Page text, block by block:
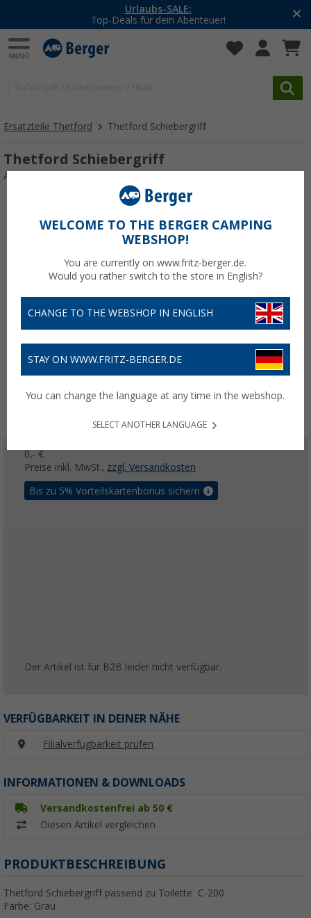
Urlaubs-SALE:
Top-Deals für dein Abenteuer!
Ersatzteile Thetford Thetford Schiebergriff
Thetford Schiebergriff
Art.-Nr.: Schiebergrifflichtgrau183013
0,- €
Preise inkl. MwSt., zzgl. Versandkosten
Bis zu 5% Vorteilskartenbonus sichern
Der Artikel ist für B2B leider nicht verfügbar.
VERFÜGBARKEIT IN DEINER NÄHE
Filialverfügbarkeit prüfen
INFORMATIONEN & DOWNLOADS
Versandkostenfrei ab 50 €
Diesen Artikel vergleichen
PRODUKTBESCHREIBUNG
Thetford Schiebergriff passend zu Toilette C-200
Farbe: Grau
WELCOME TO THE BERGER CAMPING
WEBSHOP!
You are currently on www.fritz-berger.de.
Would you rather switch to the store in English?
CHANGE TO THE WEBSHOP IN ENGLISH
STAY ON WWW.FRITZ-BERGER.DE
You can change the language at any time in the webshop.
SELECT ANOTHER LANGUAGE